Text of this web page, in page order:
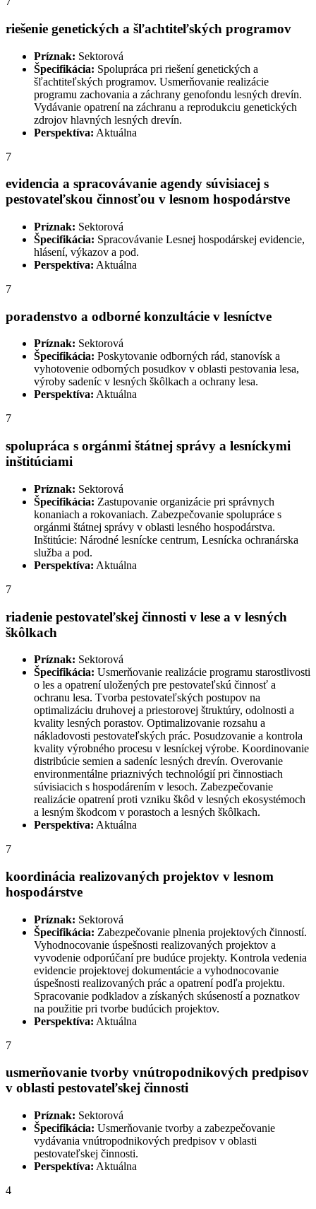
riešenie genetických a šľachtiteľských programov
Príznak: Sektorová
Špecifikácia: Spolupráca pri riešení genetických a
šľachtiteľských programov. Usmerňovanie realizácie
programu zachovania a záchrany genofondu lesných drevín.
Vydávanie opatrení na záchranu a reprodukciu genetických
zdrojov hlavných lesných drevín.
Perspektíva: Aktuálna
7
evidencia a spracovávanie agendy súvisiacej s
pestovateľskou činnosťou v lesnom hospodárstve
Príznak: Sektorová
Špecifikácia: Spracovávanie Lesnej hospodárskej evidencie,
hlásení, výkazov a pod.
Perspektíva: Aktuálna
7
poradenstvo a odborné konzultácie v lesníctve
Príznak: Sektorová
Špecifikácia: Poskytovanie odborných rád, stanovísk a
vyhotovenie odborných posudkov v oblasti pestovania lesa,
výroby sadeníc v lesných škôlkach a ochrany lesa.
Perspektíva: Aktuálna
7
spolupráca s orgánmi štátnej správy a lesníckymi
inštitúciami
Príznak: Sektorová
Špecifikácia: Zastupovanie organizácie pri správnych
konaniach a rokovaniach. Zabezpečovanie spolupráce s
orgánmi štátnej správy v oblasti lesného hospodárstva.
Inštitúcie: Národné lesnícke centrum, Lesnícka ochranárska
služba a pod.
Perspektíva: Aktuálna
7
riadenie pestovateľskej činnosti v lese a v lesných
škôlkach
Príznak: Sektorová
Špecifikácia: Usmerňovanie realizácie programu starostlivosti
o les a opatrení uložených pre pestovateľskú činnosť a
ochranu lesa. Tvorba pestovateľských postupov na
optimalizáciu druhovej a priestorovej štruktúry, odolnosti a
kvality lesných porastov. Optimalizovanie rozsahu a
nákladovosti pestovateľských prác. Posudzovanie a kontrola
kvality výrobného procesu v lesníckej výrobe. Koordinovanie
distribúcie semien a sadeníc lesných drevín. Overovanie
environmentálne priaznivých technológií pri činnostiach
súvisiacich s hospodárením v lesoch. Zabezpečovanie
realizácie opatrení proti vzniku škôd v lesných ekosystémoch
a lesným škodcom v porastoch a lesných škôlkach.
Perspektíva: Aktuálna
7
koordinácia realizovaných projektov v lesnom
hospodárstve
Príznak: Sektorová
Špecifikácia: Zabezpečovanie plnenia projektových činností.
Vyhodnocovanie úspešnosti realizovaných projektov a
vyvodenie odporúčaní pre budúce projekty. Kontrola vedenia
evidencie projektovej dokumentácie a vyhodnocovanie
úspešnosti realizovaných prác a opatrení podľa projektu.
Spracovanie podkladov a získaných skúseností a poznatkov
na použitie pri tvorbe budúcich projektov.
Perspektíva: Aktuálna
7
usmerňovanie tvorby vnútropodnikových predpisov
v oblasti pestovateľskej činnosti
Príznak: Sektorová
Špecifikácia: Usmerňovanie tvorby a zabezpečovanie
vydávania vnútropodnikových predpisov v oblasti
pestovateľskej činnosti.
Perspektíva: Aktuálna
4